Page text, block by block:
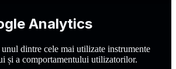
Analytics
dintre cele mai utilizate instrumente
și a comportamentului utilizatorilor.